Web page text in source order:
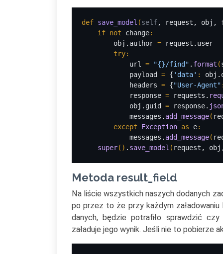
def save_model (self, request, obj,
    if not
change:
obj.author =
request.user
try:
url = "{}/find" . format (
payload = { 'data' :
            headers
= {"User-Agent"
            response
= requests.
obj.guid = response.
            messages.
add_message(
except Exception as e:
messages. add_message(
super() . save_model ( request,
Metoda result_field
Na liście wszystkich naszych dodanych
po przez to że przy każdym
danych, będzie potrafiło sprawdzić
załaduje jego wynik. Jeśli nie to pobierze